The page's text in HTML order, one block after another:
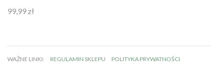
Oceniono
99,99 zł
WAŻNE LINKI: REGULAMIN SKLEPU POLITYKA PRYWATNOŚCI